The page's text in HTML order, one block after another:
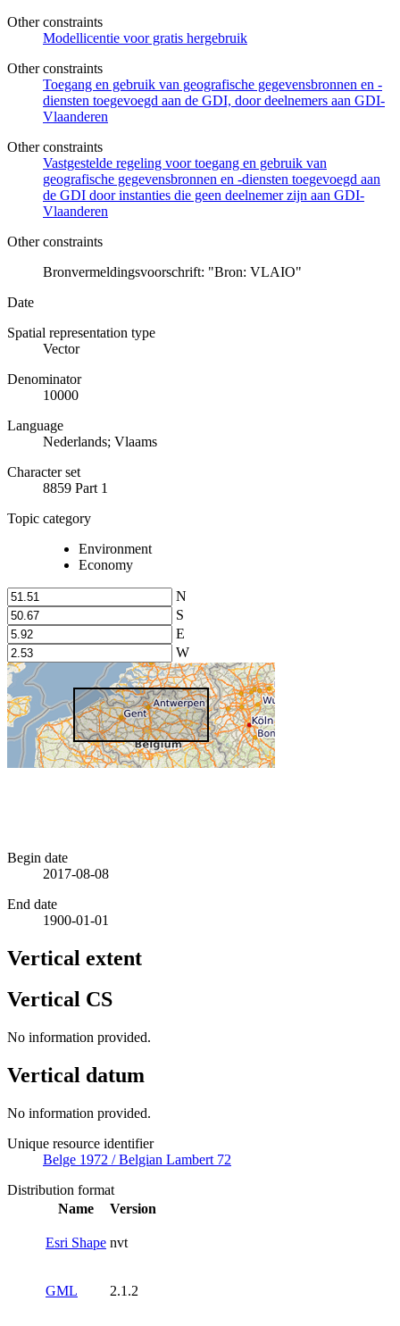
Other constraints
Modellicentie voor gratis hergebruik
Other constraints
Toegang en gebruik van geografische gegevensbronnen en -
diensten toegevoegd aan de GDI, door deelnemers aan GDI-
Vlaanderen
Other constraints
Vastgestelde regeling voor toegang en gebruik van
geografische gegevensbronnen en -diensten toegevoegd aan
de GDI door instanties die geen deelnemer zijn aan GDI-
Vlaanderen
Other constraints
Bronvermeldingsvoorschrift: "Bron: VLAIO"
Date
Spatial representation type
Vector
Denominator
10000
Language
Nederlands; Vlaams
Character set
8859 Part 1
Topic category
Environment
Economy
N
S
E
W
Begin date
2017-08-08
End date
1900-01-01
Vertical extent
Vertical CS
No information provided.
Vertical datum
No information provided.
Unique resource identifier
Belge 1972 / Belgian Lambert 72
Distribution format
Name
Version
Esri Shape nvt
GML 2.1.2